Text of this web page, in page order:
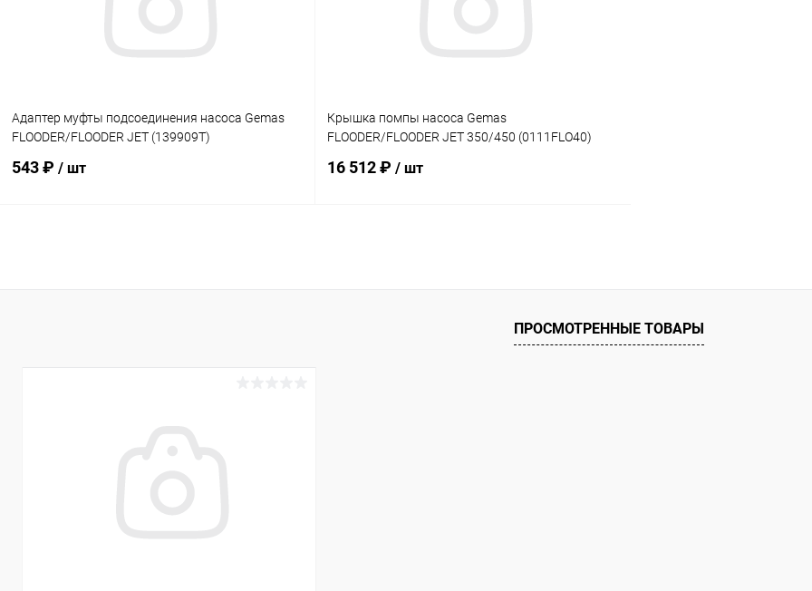
Адаптер муфты подсоединения насоса Gemas
FLOODER/FLOODER JET (139909T)
543 ₽ / шт
В избранное
Крышка помпы насоса Gemas
FLOODER/FLOODER JET 350/450 (0111FLO40)
16 512 ₽ / шт
В избранное
В наличии
ПРОСМОТРЕННЫЕ ТОВАРЫ